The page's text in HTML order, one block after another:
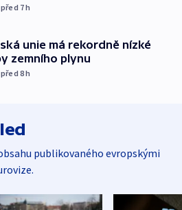
před 7h
unie má rekordně nízké
zemního plynu
před 8h
publikovaného evropskými